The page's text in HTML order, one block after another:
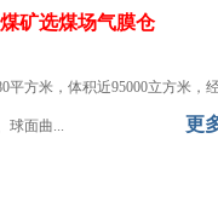
矿选煤场气膜仓
平方米，体积近95000立方米，
球面曲... 更